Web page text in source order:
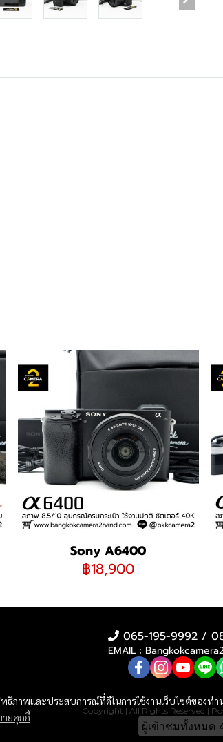
Sony A6400
฿18,900
ธิภาพและประสบการณ์ที่ดีในการใช้งานเว็บไซต์ของท่า
ายคุกกี้
065-195-9992 /
EMAIL :
Copyright | All Rights Reserved |
ผู้เข้าชมวัน